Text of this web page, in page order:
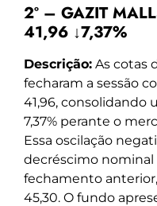
2º – GAZIT
41,96 ↓7,37%
Descrição: As cotas
fecharam a sessão
41,96, consolidando
7,37% perante o
Essa oscilação
decréscimo nominal
fechamento
45,30. O fundo